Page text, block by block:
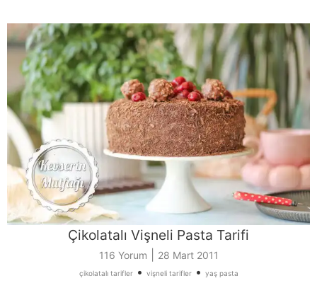
Çikolatalı Vişneli Pasta Tarifi
116 Yorum 28 Mart 2011
çikolatalı tarifler• vişneli tarifler• yaş pasta